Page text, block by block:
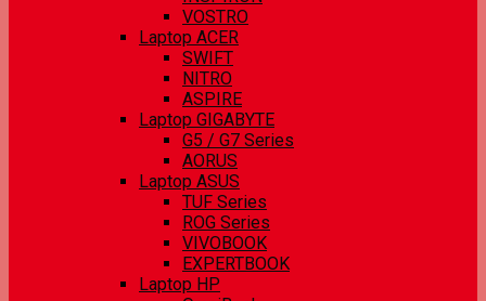
VOSTRO
Laptop ACER
SWIFT
NITRO
ASPIRE
Laptop GIGABYTE
G5 / G7 Series
AORUS
Laptop ASUS
TUF Series
ROG Series
VIVOBOOK
EXPERTBOOK
Laptop HP